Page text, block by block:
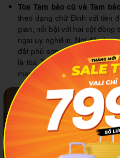
Tòa Tam bảo cũ và Tam
theo dạng chữ Đinh với tiền
gian, nổi bật với hai cột đồng
ngai uy nghiêm. Nơi đây lưu
đất phủ sơn cổ kính từ cuối
là tòa Tam bảo mới kiến
mang phong cách thiền viện